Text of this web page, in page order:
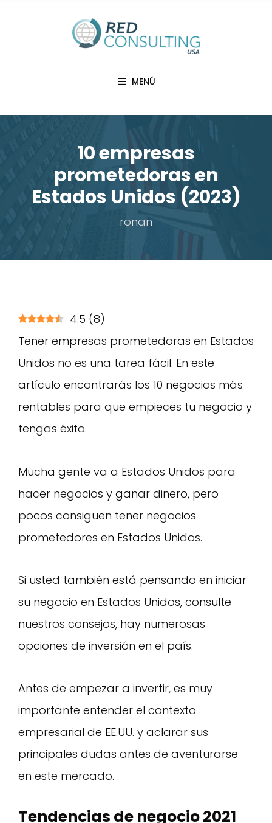
MENÚ
10 empresas
prometedoras en
Estados Unidos (2023)
ronan
4.5 (8)
Tener empresas prometedoras en Estados
Unidos no es una tarea fácil. En este
artículo encontrarás los 10 negocios más
rentables para que empieces tu negocio y
tengas éxito.
Mucha gente va a Estados Unidos para
hacer negocios y ganar dinero, pero
pocos consiguen tener negocios
prometedores en Estados Unidos.
Si usted también está pensando en iniciar
su negocio en Estados Unidos, consulte
nuestros consejos, hay numerosas
opciones de inversión en el país.
Antes de empezar a invertir, es muy
importante entender el contexto
empresarial de EE.UU. y aclarar sus
principales dudas antes de aventurarse
en este mercado.
Tendencias de negocio 2021